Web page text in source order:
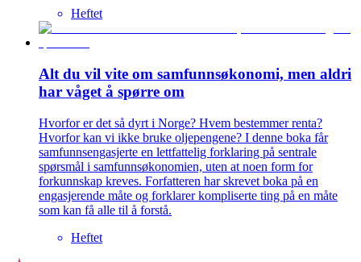
Heftet
Alt du vil vite om samfunnsøkonomi, men aldri
har våget å spørre om
Hvorfor er det så dyrt i Norge? Hvem bestemmer renta?
Hvorfor kan vi ikke bruke oljepengene? I denne boka får
samfunnsengasjerte en lettfattelig forklaring på sentrale
spørsmål i samfunnsøkonomien, uten at noen form for
forkunnskap kreves. Forfatteren har skrevet boka på en
engasjerende måte og forklarer kompliserte ting på en måte
som kan få alle til å forstå.
Heftet